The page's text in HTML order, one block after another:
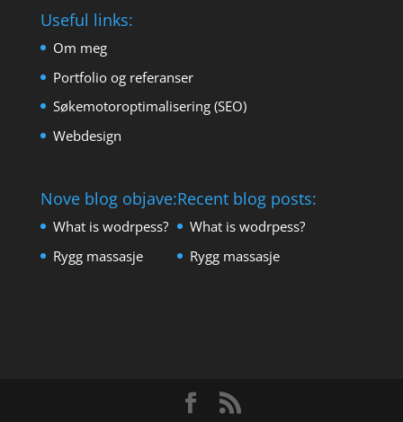
Useful links:
Om meg
Portfolio og referanser
Søkemotoroptimalisering (SEO)
Webdesign
Nove blog objave:
What is wodrpess?
Rygg massasje
Recent blog posts:
What is wodrpess?
Rygg massasje